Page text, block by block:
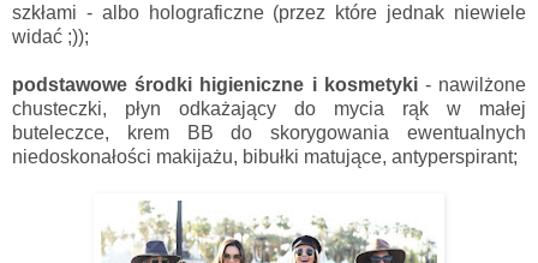
szkłami - albo holograficzne (przez które jednak niewiele
widać ;));
podstawowe środki higieniczne i kosmetyki- nawilżone
chusteczki, płyn odkażający do mycia rąk w małej
buteleczce, krem BB do skorygowania ewentualnych
niedoskonałości makijażu, bibułki matujące, antyperspirant;